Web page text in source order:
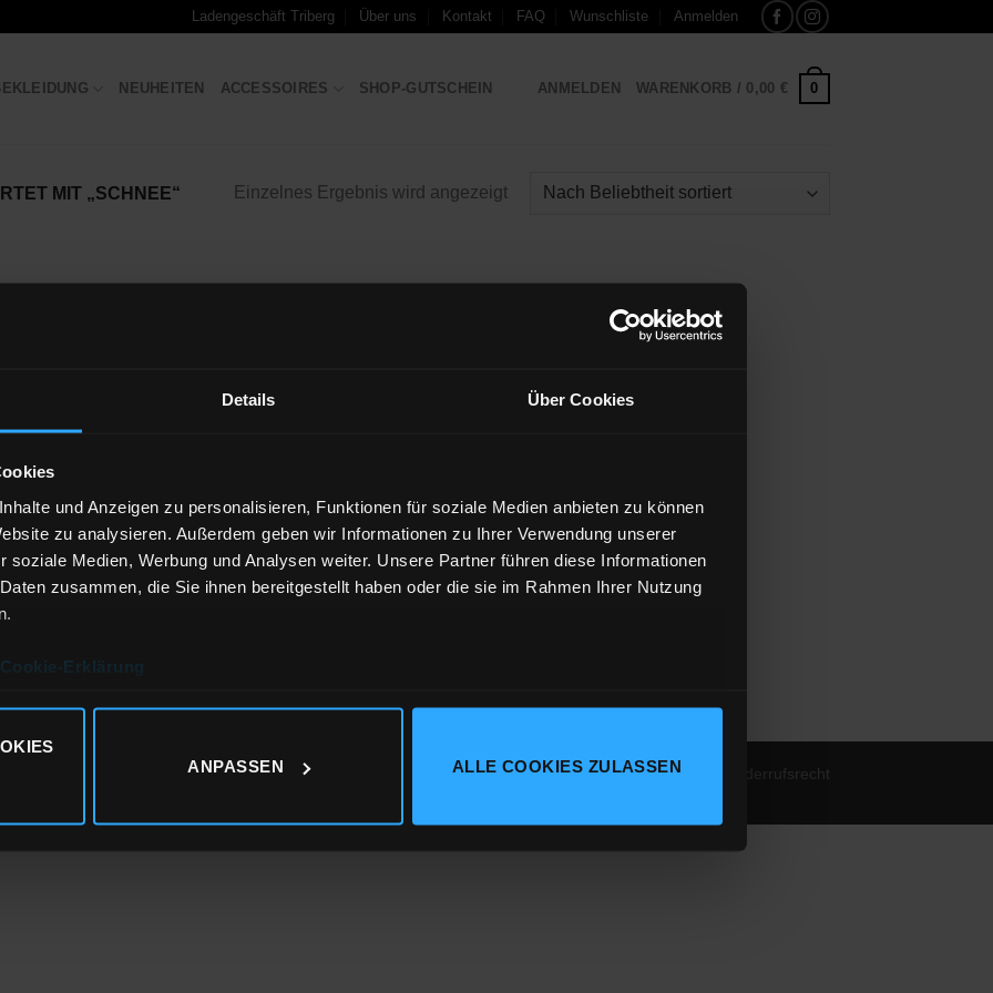
Details Über Cookies
und Anzeigen zu personalisieren, Funktionen für soziale Medien anbieten zu können
zu analysieren. Außerdem geben wir Informationen zu Ihrer Verwendung unserer
soziale Medien, Werbung und Analysen weiter. Unsere Partner führen diese Informationen
zusammen, die Sie ihnen bereitgestellt haben oder die sie im Rahmen Ihrer Nutzung
Cookie-Erklärung
ANPASSEN ALLE COOKIES ZULASSEN
Ladengeschäft Triberg Über uns Kontakt FAQ Wunschliste Anmelden
NEUHEITEN ACCESSOIRES SHOP-GUTSCHEIN ANMELDEN WARENKORB / 0,00 € 0
MIT „SCHNEE“ Einzelnes Ergebnis wird angezeigt
Datenschutz|Cookie-Erklärung| Widerrufsrecht